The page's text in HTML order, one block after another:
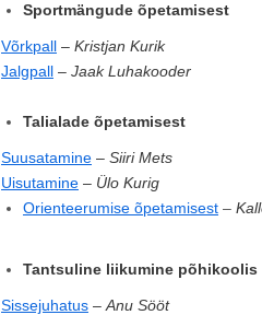
Sportmängude õpetamisest
Võrkpall – Kristjan Kurik
Jalgpall – Jaak Luhakooder
Talialade õpetamisest
Suusatamine – Siiri Mets
Uisutamine – Ülo Kurig
Orienteerumise õpetamisest –
Tantsuline liikumine põhikoolis
Sissejuhatus – Anu Sööt